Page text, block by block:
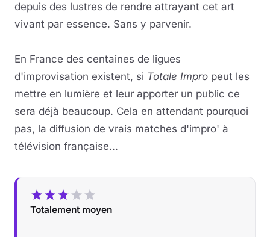
depuis des lustres de rendre attrayant cet art
vivant par essence. Sans y parvenir.
En France des centaines de ligues
d'improvisation existent, si Totale Impro peut les
mettre en lumière et leur apporter un public ce
sera déjà beaucoup. Cela en attendant pourquoi
pas, la diffusion de vrais matches d'impro' à
télévision française...
Totalement moyen